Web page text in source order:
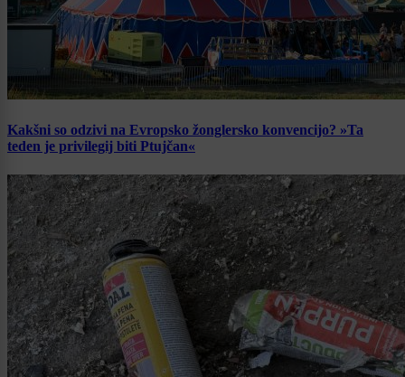
Kakšni so odzivi na Evropsko žonglersko konvencijo? »Ta
teden je privilegij biti Ptujčan«